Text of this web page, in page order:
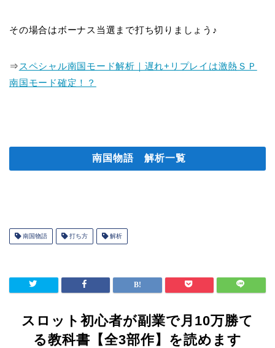
その場合はボーナス当選まで打ち切りましょう♪
⇒スペシャル南国モード解析｜遅れ+リプレイは激熱ＳＰ
南国モード確定！？
南国物語 解析一覧
南国物語 打ち方 解析
スロット初心者が副業で月10万勝て
る教科書【全3部作】を読めます